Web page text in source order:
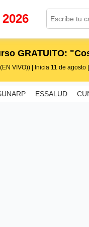
GRATUITO:
VIVO)) | Inicia 11 de
ESSALUD